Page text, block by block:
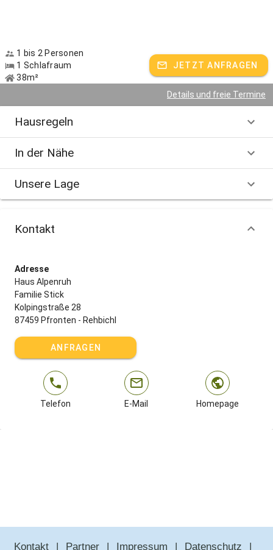
1 bis 2 Personen
1 Schlafraum
38m²
JETZT ANFRAGEN
Details und freie Termine
Hausregeln
In der Nähe
Unsere Lage
Kontakt
Adresse
Haus Alpenruh
Familie Stick
Kolpingstraße 28
87459 Pfronten - Rehbichl
ANFRAGEN
Telefon E-Mail Homepage
Kontakt Partner Impressum Datenschutz